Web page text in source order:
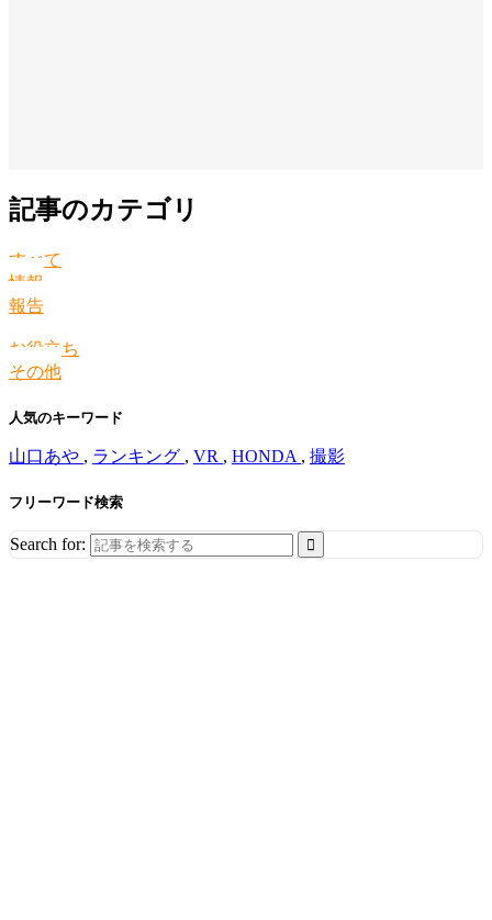
記事のカテゴリ
すべて
情報
報告
お役立ち
その他
人気のキーワード
山口あや , ランキング , VR , HONDA , 撮影
フリーワード検索
Search for: